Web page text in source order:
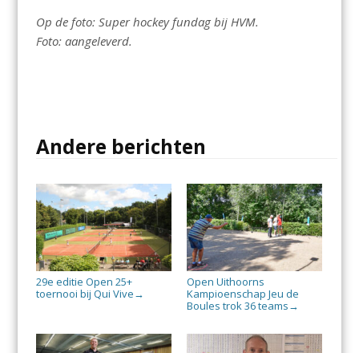
Op de foto: Super hockey fundag bij HVM.
Foto: aangeleverd.
Andere berichten
29e editie Open 25+
toernooi bij Qui Vive →
Open Uithoorns
Kampioenschap Jeu de
Boules trok 36 teams →